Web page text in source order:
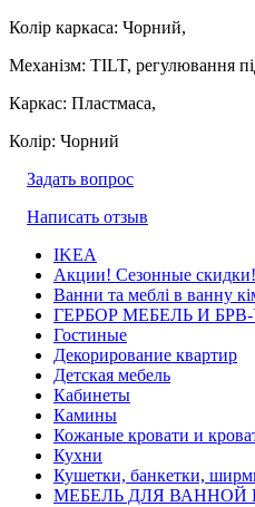
Колір каркаса: Чорний,
Механізм: TILT, регулювання
Каркас: Пластмаса,
Колір: Чорний
Задать вопрос
Написать отзыв
IKEA
Акции! Сезонные скидки!
Ванни та меблі в ванну
ГЕРБОР МЕБЕЛЬ И
Гостиные
Декорирование квартир
Детская мебель
Кабинеты
Камины
Кожаные кровати и
Кухни
Кушетки, банкетки,
МЕБЕЛЬ ДЛЯ